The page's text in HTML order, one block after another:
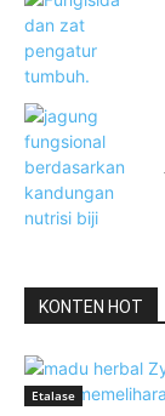
KONTEN HOT
Etalase